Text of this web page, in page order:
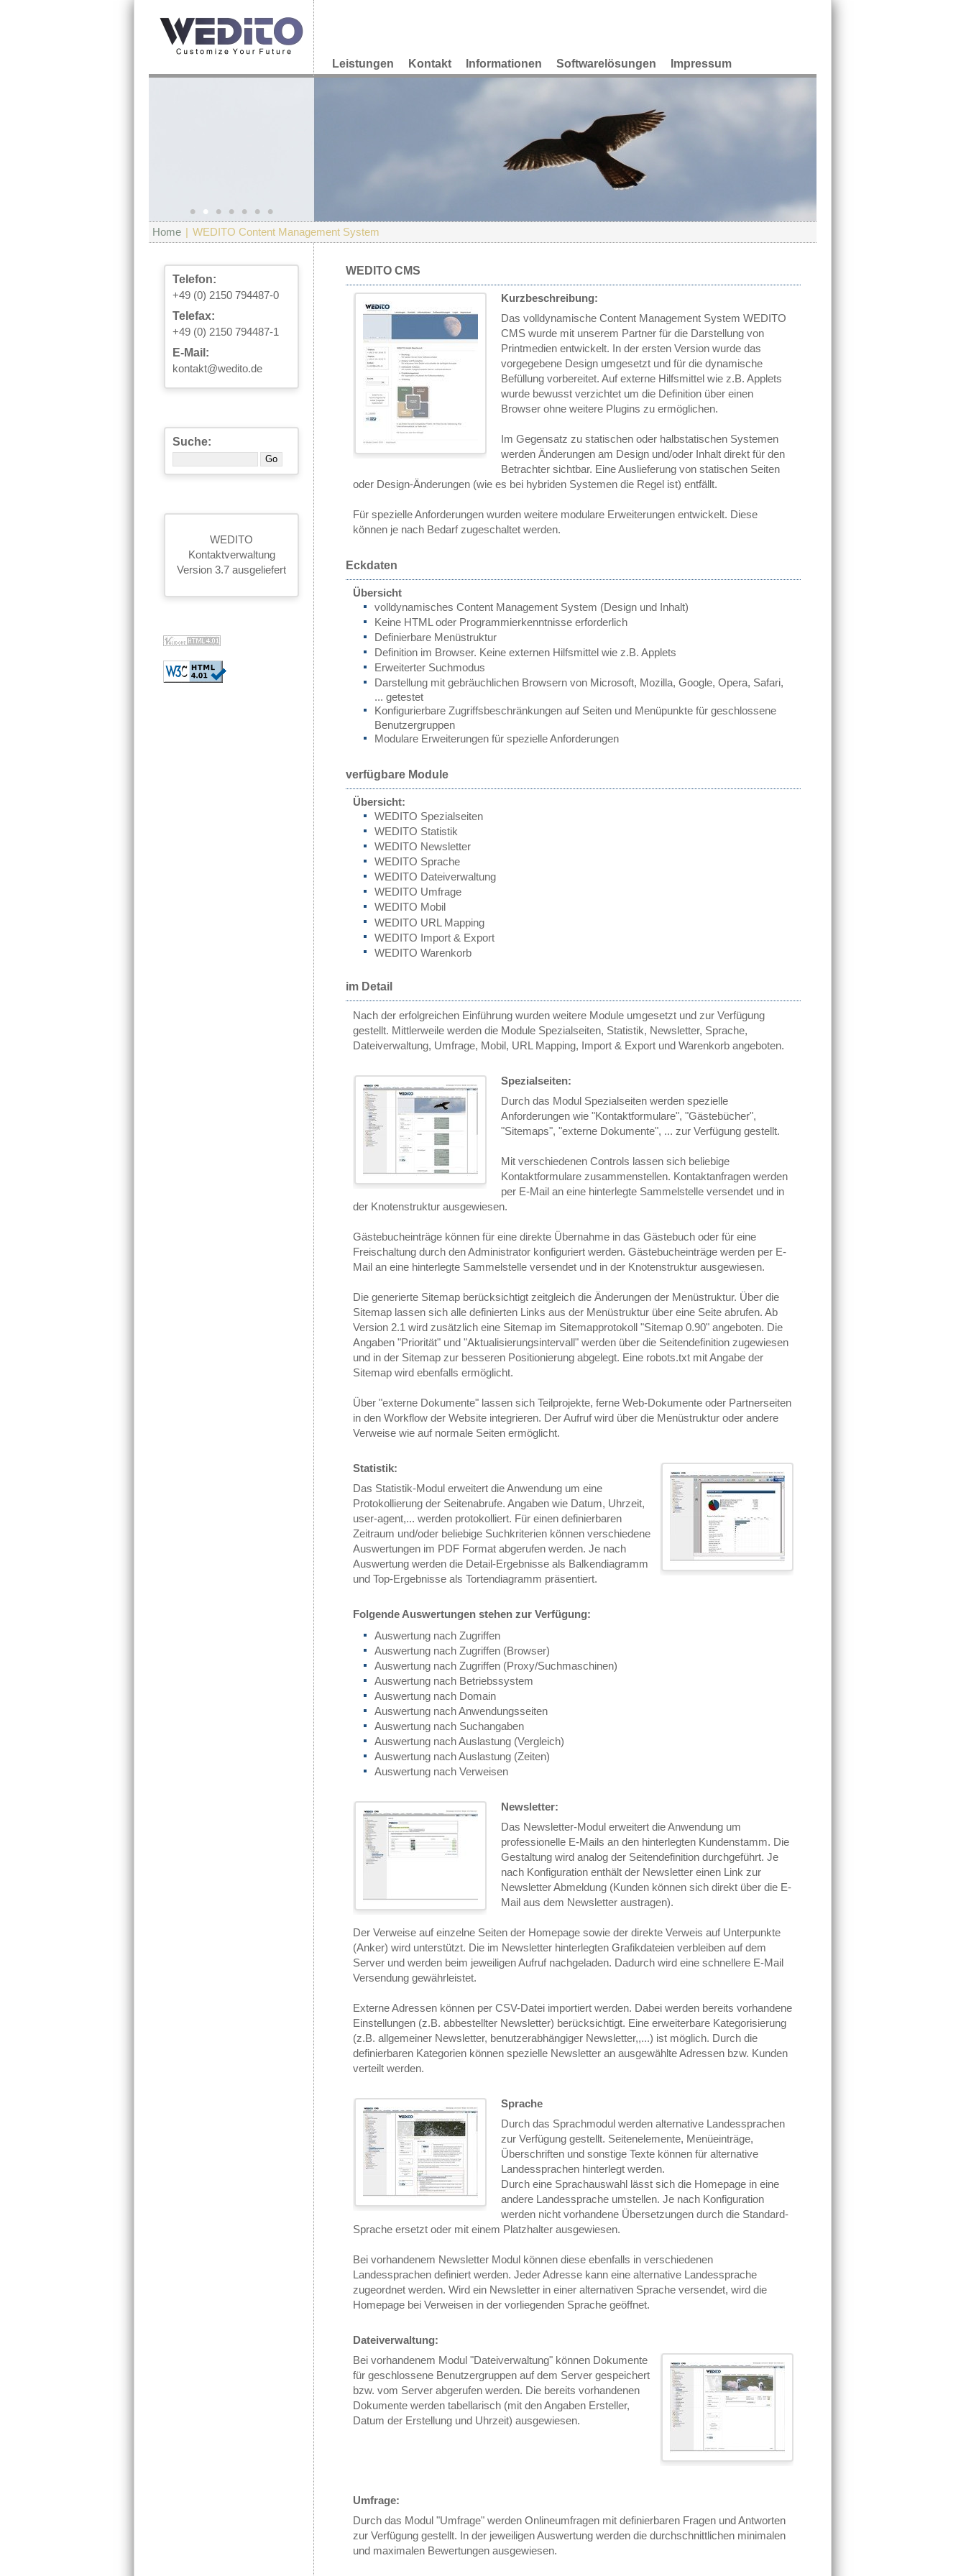
Leistungen Kontakt Informationen Softwarelösungen Impressum
• • • • • • •
Home WEDITO Content Management System
Telefon:
+49 (0) 2150 794487-0
Telefax:
+49 (0) 2150 794487-1
E-Mail:
kontakt@wedito.de
Suche:
WEDITO
Kontaktverwaltung
Version 3.7 ausgeliefert
WEDITO CMS
Kurzbeschreibung:
Das volldynamische Content Management System WEDITO
CMS wurde mit unserem Partner für die Darstellung von
Printmedien entwickelt. In der ersten Version wurde das
vorgegebene Design umgesetzt und für die dynamische
Befüllung vorbereitet. Auf externe Hilfsmittel wie z.B. Applets
wurde bewusst verzichtet um die Definition über einen
Browser ohne weitere Plugins zu ermöglichen.
Im Gegensatz zu statischen oder halbstatischen Systemen
werden Änderungen am Design und/oder Inhalt direkt für den
Betrachter sichtbar. Eine Auslieferung von statischen Seiten
oder Design-Änderungen (wie es bei hybriden Systemen die Regel ist) entfällt.
Für spezielle Anforderungen wurden weitere modulare Erweiterungen entwickelt. Diese
können je nach Bedarf zugeschaltet werden.
Eckdaten
Übersicht
volldynamisches Content Management System (Design und Inhalt)
Keine HTML oder Programmierkenntnisse erforderlich
Definierbare Menüstruktur
Definition im Browser. Keine externen Hilfsmittel wie z.B. Applets
Erweiterter Suchmodus
Darstellung mit gebräuchlichen Browsern von Microsoft, Mozilla, Google, Opera, Safari,
... getestet
Konfigurierbare Zugriffsbeschränkungen auf Seiten und Menüpunkte für geschlossene
Benutzergruppen
Modulare Erweiterungen für spezielle Anforderungen
verfügbare Module
Übersicht:
WEDITO Spezialseiten
WEDITO Statistik
WEDITO Newsletter
WEDITO Sprache
WEDITO Dateiverwaltung
WEDITO Umfrage
WEDITO Mobil
WEDITO URL Mapping
WEDITO Import & Export
WEDITO Warenkorb
im Detail
Nach der erfolgreichen Einführung wurden weitere Module umgesetzt und zur Verfügung
gestellt. Mittlerweile werden die Module Spezialseiten, Statistik, Newsletter, Sprache,
Dateiverwaltung, Umfrage, Mobil, URL Mapping, Import & Export und Warenkorb angeboten.
Spezialseiten:
Durch das Modul Spezialseiten werden spezielle
Anforderungen wie "Kontaktformulare", "Gästebücher",
"Sitemaps", "externe Dokumente", ... zur Verfügung gestellt.
Mit verschiedenen Controls lassen sich beliebige
Kontaktformulare zusammenstellen. Kontaktanfragen werden
per E-Mail an eine hinterlegte Sammelstelle versendet und in
der Knotenstruktur ausgewiesen.
Gästebucheinträge können für eine direkte Übernahme in das Gästebuch oder für eine
Freischaltung durch den Administrator konfiguriert werden. Gästebucheinträge werden per E-
Mail an eine hinterlegte Sammelstelle versendet und in der Knotenstruktur ausgewiesen.
Die generierte Sitemap berücksichtigt zeitgleich die Änderungen der Menüstruktur. Über die
Sitemap lassen sich alle definierten Links aus der Menüstruktur über eine Seite abrufen. Ab
Version 2.1 wird zusätzlich eine Sitemap im Sitemapprotokoll "Sitemap 0.90" angeboten. Die
Angaben "Priorität" und "Aktualisierungsintervall" werden über die Seitendefinition zugewiesen
und in der Sitemap zur besseren Positionierung abgelegt. Eine robots.txt mit Angabe der
Sitemap wird ebenfalls ermöglicht.
Über "externe Dokumente" lassen sich Teilprojekte, ferne Web-Dokumente oder Partnerseiten
in den Workflow der Website integrieren. Der Aufruf wird über die Menüstruktur oder andere
Verweise wie auf normale Seiten ermöglicht.
Statistik:
Das Statistik-Modul erweitert die Anwendung um eine
Protokollierung der Seitenabrufe. Angaben wie Datum, Uhrzeit,
user-agent,... werden protokolliert. Für einen definierbaren
Zeitraum und/oder beliebige Suchkriterien können verschiedene
Auswertungen im PDF Format abgerufen werden. Je nach
Auswertung werden die Detail-Ergebnisse als Balkendiagramm
und Top-Ergebnisse als Tortendiagramm präsentiert.
Folgende Auswertungen stehen zur Verfügung:
Auswertung nach Zugriffen
Auswertung nach Zugriffen (Browser)
Auswertung nach Zugriffen (Proxy/Suchmaschinen)
Auswertung nach Betriebssystem
Auswertung nach Domain
Auswertung nach Anwendungsseiten
Auswertung nach Suchangaben
Auswertung nach Auslastung (Vergleich)
Auswertung nach Auslastung (Zeiten)
Auswertung nach Verweisen
Newsletter:
Das Newsletter-Modul erweitert die Anwendung um
professionelle E-Mails an den hinterlegten Kundenstamm. Die
Gestaltung wird analog der Seitendefinition durchgeführt. Je
nach Konfiguration enthält der Newsletter einen Link zur
Newsletter Abmeldung (Kunden können sich direkt über die E-
Mail aus dem Newsletter austragen).
Der Verweise auf einzelne Seiten der Homepage sowie der direkte Verweis auf Unterpunkte
(Anker) wird unterstützt. Die im Newsletter hinterlegten Grafikdateien verbleiben auf dem
Server und werden beim jeweiligen Aufruf nachgeladen. Dadurch wird eine schnellere E-Mail
Versendung gewährleistet.
Externe Adressen können per CSV-Datei importiert werden. Dabei werden bereits vorhandene
Einstellungen (z.B. abbestellter Newsletter) berücksichtigt. Eine erweiterbare Kategorisierung
(z.B. allgemeiner Newsletter, benutzerabhängiger Newsletter,,...) ist möglich. Durch die
definierbaren Kategorien können spezielle Newsletter an ausgewählte Adressen bzw. Kunden
verteilt werden.
Sprache
Durch das Sprachmodul werden alternative Landessprachen
zur Verfügung gestellt. Seitenelemente, Menüeinträge,
Überschriften und sonstige Texte können für alternative
Landessprachen hinterlegt werden.
Durch eine Sprachauswahl lässt sich die Homepage in eine
andere Landessprache umstellen. Je nach Konfiguration
werden nicht vorhandene Übersetzungen durch die Standard-
Sprache ersetzt oder mit einem Platzhalter ausgewiesen.
Bei vorhandenem Newsletter Modul können diese ebenfalls in verschiedenen
Landessprachen definiert werden. Jeder Adresse kann eine alternative Landessprache
zugeordnet werden. Wird ein Newsletter in einer alternativen Sprache versendet, wird die
Homepage bei Verweisen in der vorliegenden Sprache geöffnet.
Dateiverwaltung:
Bei vorhandenem Modul "Dateiverwaltung" können Dokumente
für geschlossene Benutzergruppen auf dem Server gespeichert
bzw. vom Server abgerufen werden. Die bereits vorhandenen
Dokumente werden tabellarisch (mit den Angaben Ersteller,
Datum der Erstellung und Uhrzeit) ausgewiesen.
Umfrage:
Durch das Modul "Umfrage" werden Onlineumfragen mit definierbaren Fragen und Antworten
zur Verfügung gestellt. In der jeweiligen Auswertung werden die durchschnittlichen minimalen
und maximalen Bewertungen ausgewiesen.